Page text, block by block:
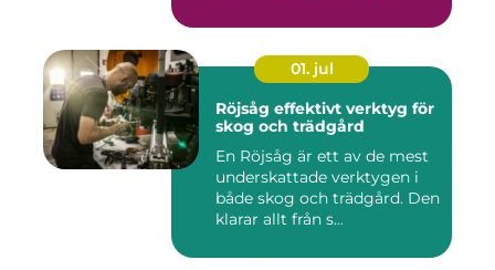
01. jul
Röjsåg effektivt verktyg för
skog och trädgård
En Röjsåg är ett av de mest
underskattade verktygen i
både skog och trädgård. Den
klarar allt från s...